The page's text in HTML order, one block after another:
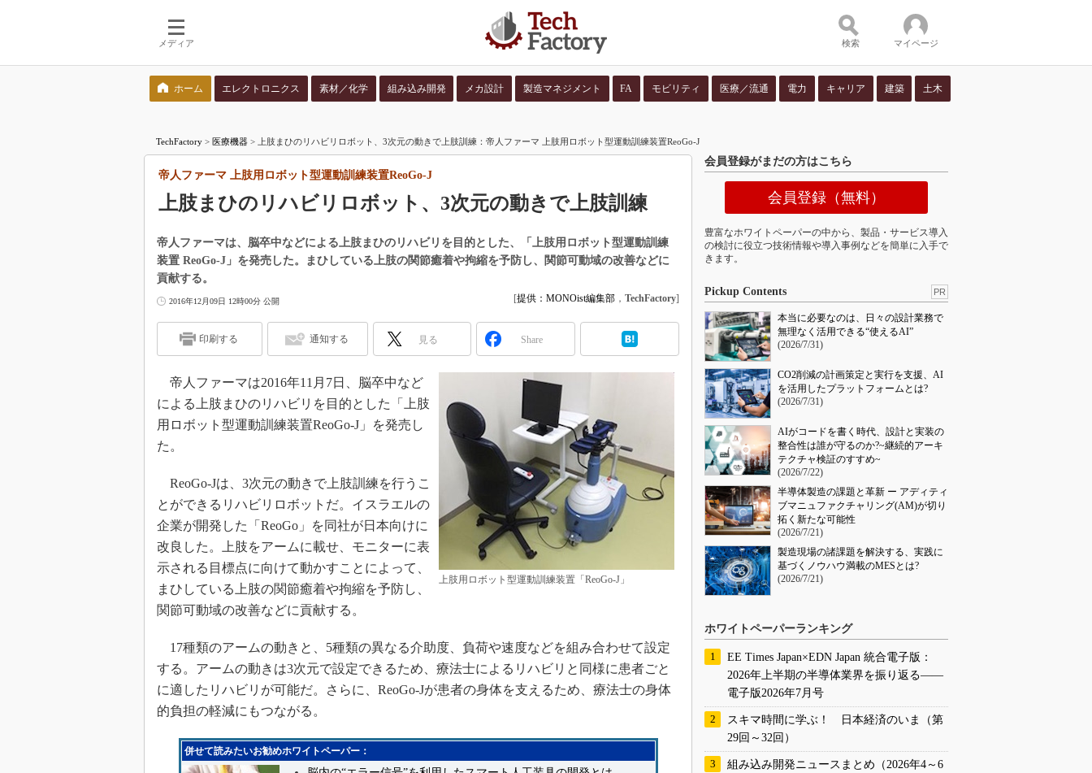
メディア 検索 マイページ
ホーム エレクトロニクス 素材／化学 組み込み開発 メカ設計 製造マネジメント FA モビリティ 医療／流通 電力 キャリア 建築 土木
TechFactory > 医療機器 > 上肢まひのリハビリロボット、3次元の動きで上肢訓練：帝人ファーマ 上肢用ロボット型運動訓練装置ReoGo-J
上肢まひのリハビリロボット、3次元の動きで上肢訓練
帝人ファーマ 上肢用ロボット型運動訓練装置ReoGo-J
帝人ファーマは、脳卒中などによる上肢まひのリハビリを目的とした、「上肢用ロボット型運動訓練
装置 ReoGo-J」を発売した。まひしている上肢の関節癒着や拘縮を予防し、関節可動域の改善などに
貢献する。
2016年12月09日 12時00分 公開 [提供：MONOist編集部 ， TechFactory]
印刷する 通知する 見る Share
上肢用ロボット型運動訓練装置「ReoGo-J」
帝人ファーマは2016年11月7日、脳卒中など
による上肢まひのリハビリを目的とした「上肢
用ロボット型運動訓練装置ReoGo-J」を発売し
た。
ReoGo-Jは、3次元の動きで上肢訓練を行うこ
とができるリハビリロボットだ。イスラエルの
企業が開発した「ReoGo」を同社が日本向けに
改良した。上肢をアームに載せ、モニターに表
示される目標点に向けて動かすことによって、
まひしている上肢の関節癒着や拘縮を予防し、
関節可動域の改善などに貢献する。
17種類のアームの動きと、5種類の異なる介助度、負荷や速度などを組み合わせて設定
する。アームの動きは3次元で設定できるため、療法士によるリハビリと同様に患者ごと
に適したリハビリが可能だ。さらに、ReoGo-Jが患者の身体を支えるため、療法士の身体
的負担の軽減にもつながる。
併せて読みたいお勧めホワイトペーパー：
会員登録がまだの方はこちら
会員登録（無料）
豊富なホワイトペーパーの中から、製品・サービス導入
の検討に役立つ技術情報や導入事例などを簡単に入手で
きます。
Pickup Contents PR
本当に必要なのは、日々の設計業務で
無理なく活用できる“使えるAI”
(2026/7/31)
CO2削減の計画策定と実行を支援、AI
を活用したプラットフォームとは?
(2026/7/31)
AIがコードを書く時代、設計と実装の
整合性は誰が守るのか?~継続的アーキ
テクチャ検証のすすめ~
(2026/7/22)
半導体製造の課題と革新 ー アディティ
ブマニュファクチャリング(AM)が切り
拓く新たな可能性
(2026/7/21)
製造現場の諸課題を解決する、実践に
基づくノウハウ満載のMESとは?
(2026/7/21)
ホワイトペーパーランキング
EE Times Japan×EDN Japan 統合電子版：
2026年上半期の半導体業界を振り返る――
電子版2026年7月号
スキマ時間に学ぶ！ 日本経済のいま（第
29回～32回）
組み込み開発ニュースまとめ（2026年4～6